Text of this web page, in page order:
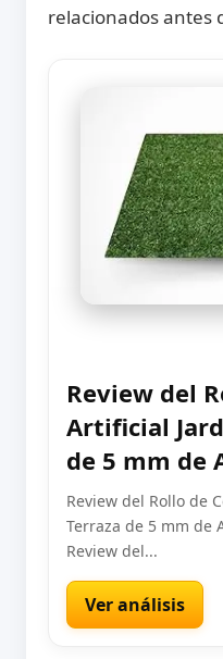
relacionados antes
Review del
Artificial
de 5 mm de
Review del Rollo de
Terraza de 5 mm de
Review del...
Ver análisis